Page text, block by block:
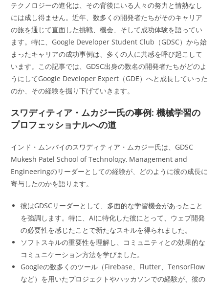
テクノロジーの進化は、その背後にいる人々の努力と情熱なし
には成し得ません。近年、数多くの開発者たちがそのキャリア
の旅を通じて直面した挑戦、機会、そして成功体験を語ってい
ます。特に、Google Developer Student Club（GDSC）から始
まったキャリアの成功事例は、多くの人に共感を呼び起こして
います。この記事では、GDSC出身の数名の開発者たちがどのよ
うにしてGoogle Developer Expert（GDE）へと成長していった
のか、その経験を掘り下げていきます。
スワディティア・ムカジー氏の事例: 機械学習の
プロフェッショナルへの道
インド・ムンバイのスワディティア・ムカジー氏は、GDSC
Mukesh Patel School of Technology, Management and
Engineeringのリーダーとしての経験が、どのように彼の成長に
寄与したのかを語ります。
彼はGDSCリーダーとして、多面的な学習機会があったこと
を強調します。特に、AIに特化した彼にとって、ウェブ開発
の必要性を感じたことで新たなスキルを得られました。
ソフトスキルの重要性を理解し、コミュニティとの効果的な
コミュニケーション方法を学びました。
Googleの数多くのツール（Firebase、Flutter、TensorFlow
など）を用いたプロジェクトやハッカソンでの経験が、彼の